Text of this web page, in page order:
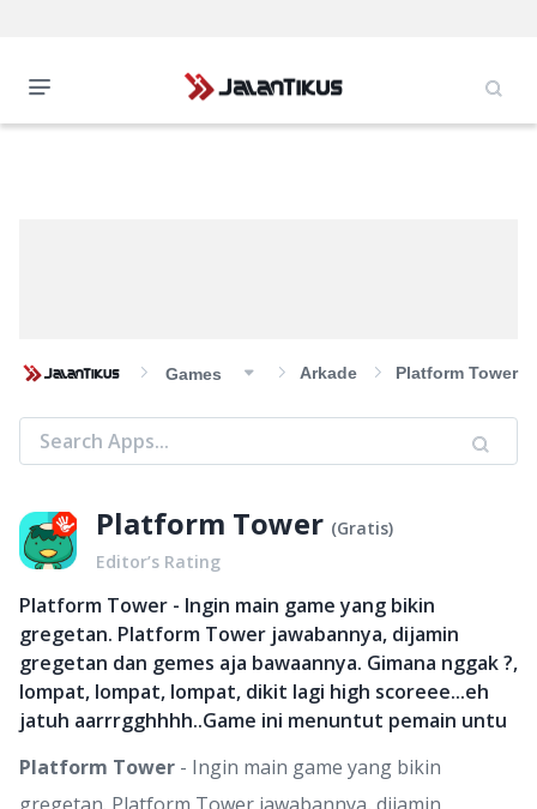
Games Arkade Platform Tower
Platform Tower (Gratis)
Editor’s Rating
Platform Tower - Ingin main game yang bikin
gregetan. Platform Tower jawabannya, dijamin
gregetan dan gemes aja bawaannya. Gimana nggak ?,
lompat, lompat, lompat, dikit lagi high scoreee...eh
jatuh aarrrgghhhh..Game ini menuntut pemain untu
Platform Tower - Ingin main game yang bikin